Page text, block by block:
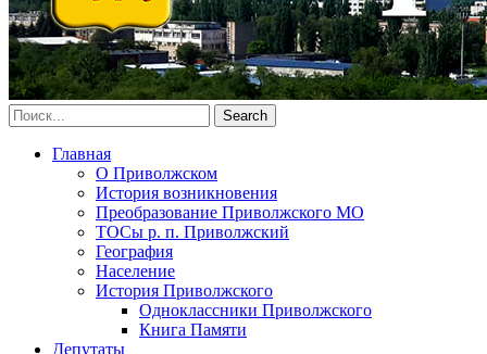
Главная
О Приволжском
История возникновения
Преобразование Приволжского МО
ТОСы р. п. Приволжский
География
Население
История Приволжского
Одноклассники Приволжского
Книга Памяти
Депутаты